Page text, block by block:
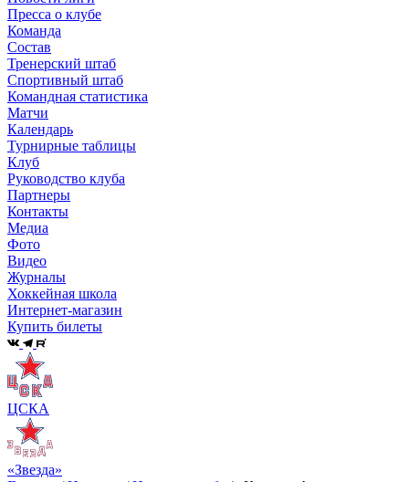
Пресса о клубе
Команда
Состав
Тренерский штаб
Спортивный штаб
Командная статистика
Матчи
Календарь
Турнирные таблицы
Клуб
Руководство клуба
Партнеры
Контакты
Медиа
Фото
Видео
Журналы
Хоккейная школа
Интернет-магазин
Купить билеты
ЦСКА
«Звезда»